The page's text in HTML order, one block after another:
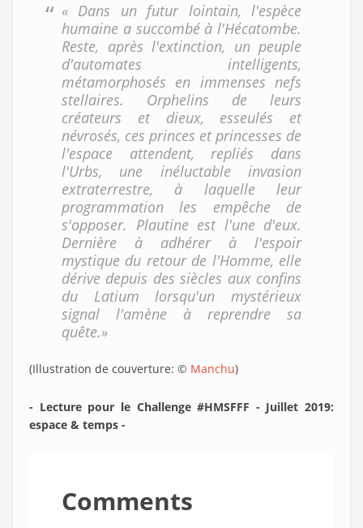
« Dans un futur lointain, l'espèce
humaine a succombé à l'Hécatombe.
Reste, après l'extinction, un peuple
d'automates intelligents,
métamorphosés en immenses nefs
stellaires. Orphelins de leurs
créateurs et dieux, esseulés et
névrosés, ces princes et princesses de
l'espace attendent, repliés dans
l'Urbs, une inéluctable invasion
extraterrestre, à laquelle leur
programmation les empêche de
s'opposer. Plautine est l'une d'eux.
Dernière à adhérer à l'espoir
mystique du retour de l'Homme, elle
dérive depuis des siècles aux confins
du Latium lorsqu'un mystérieux
signal l'amène à reprendre sa
quête.»
(Illustration de couverture: © Manchu)
- Lecture pour le Challenge #HMSFFF - Juillet 2019:
espace & temps -
Comments